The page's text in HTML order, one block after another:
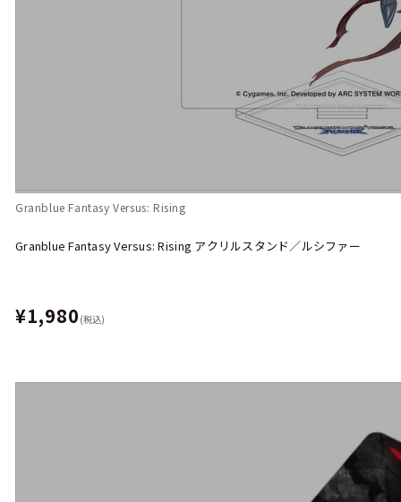
Granblue Fantasy Versus: Rising
Granblue Fantasy Versus: Rising アクリルスタンド／ルシファー
¥1,980 (税込)